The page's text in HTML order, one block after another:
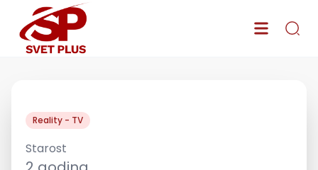
Reality - TV
Starost